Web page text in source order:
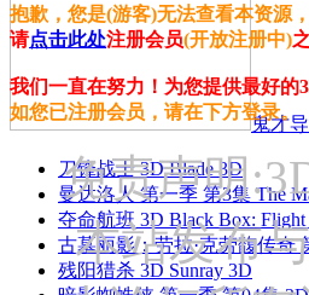
鬼才
刀锋战士 3D Blade 3D
曼达洛人 第一季 第3集 The
夺命航班 3D Black Box: Flight
古墓丽影：劳拉·克劳馥传奇
残阳猎杀 3D Sunray 3D
抱歉，您是(游客)无法查看本资源，
请点击此处注册会员(开放注册中)
我们一直在努力！为您提供最好的
如您已注册会员，请在下方登录。
免责声明
本站发布